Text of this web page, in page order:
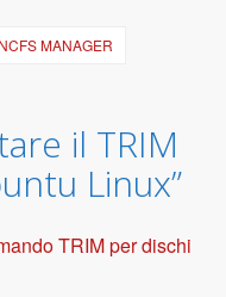
MANAGER
il TRIM
Linux”
TRIM per dischi